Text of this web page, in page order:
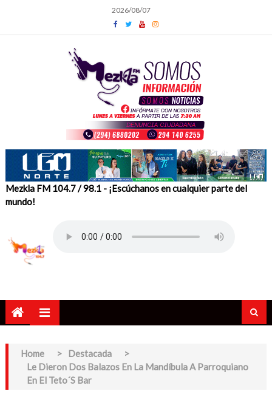
content
2026/08/07
Mezkla FM 104.7 / 98.1 - ¡Escúchanos en cualquier parte del
mundo!
Home > Destacada
>
Le Dieron Dos Balazos En La Mandíbula A Parroquiano
En El Teto´s Bar